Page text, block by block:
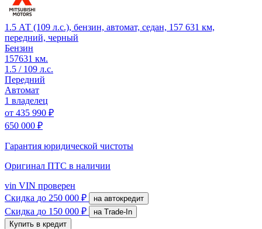
1.5 АТ (109 л.с.), бензин, автомат, седан, 157 631 км,
передний, черный
Бензин
157631 км.
1.5 / 109 л.с.
Передний
Автомат
1 владелец
от 435 990 ₽
650 000 ₽
Гарантия юридической чистоты
Оригинал ПТС в наличии
vin VIN проверен
Скидка до 250 000 ₽ на автокредит
Скидка до 150 000 ₽
на Trade-In
Купить в кредит